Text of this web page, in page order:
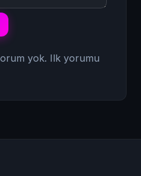
yok. Ilk yorumu